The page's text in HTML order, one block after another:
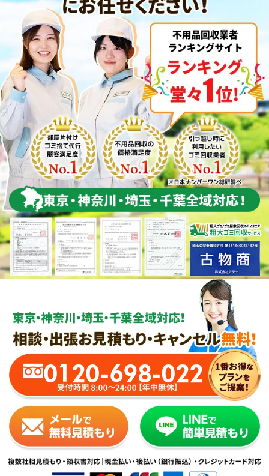
0120-698-022